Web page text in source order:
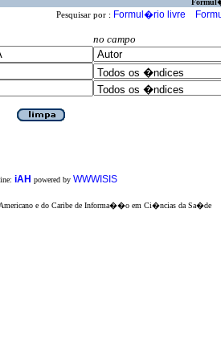
Pesquisar por : Formul�rio livre
no campo
iAH powered by WWWISIS
e do Caribe de Informa��o em Ci�ncias da Sa�de